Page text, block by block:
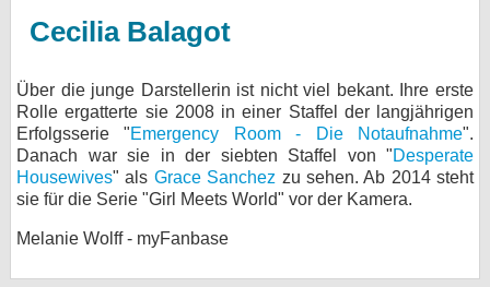
Cecilia Balagot
Über die junge Darstellerin ist nicht viel bekant. Ihre erste
Rolle ergatterte sie 2008 in einer Staffel der langjährigen
Erfolgsserie "Emergency Room - Die Notaufnahme".
Danach war sie in der siebten Staffel von "Desperate
Housewives" als Grace Sanchez zu sehen. Ab 2014 steht
sie für die Serie "Girl Meets World" vor der Kamera.
Melanie Wolff - myFanbase
KULTUR
Specials
SERVICE
Gewinnspiele
Forum